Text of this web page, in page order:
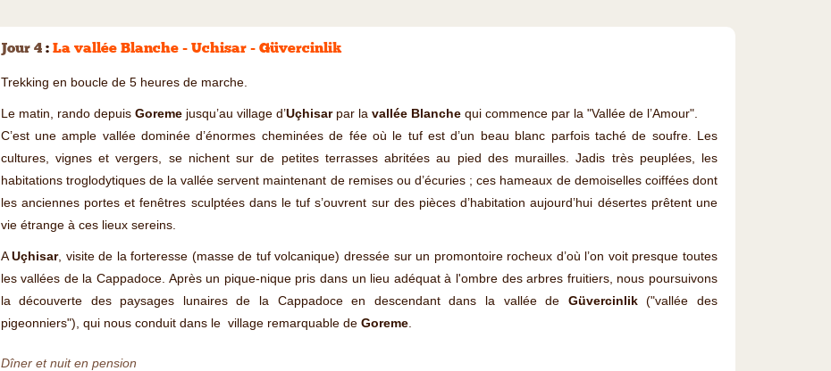
Jour 4: La vallée Blanche - Uchisar - Güvercinlik
Trekking en boucle de 5 heures de marche.
Le matin, rando depuis Goremejusqu’au village d’Uçhisarpar la vallée Blanchequi commence par la "Vallée de l’Amour".
C’est une ample vallée dominée d’énormes cheminées de fée où le tuf est d’un beau blanc parfois taché de soufre. Les
cultures, vignes et vergers, se nichent sur de petites terrasses abritées au pied des murailles. Jadis très peuplées, les
habitations troglodytiques de la vallée servent maintenant de remises ou d’écuries ; ces hameaux de demoiselles coiffées dont
les anciennes portes et fenêtres sculptées dans le tuf s’ouvrent sur des pièces d’habitation aujourd’hui désertes prêtent une
vie étrange à ces lieux sereins.
AUçhisar, visite de la forteresse (masse de tuf volcanique) dressée sur un promontoire rocheux d’où l’on voit presque toutes
les vallées de la Cappadoce. Après un pique-nique pris dans un lieu adéquat à l'ombre des arbres fruitiers, nous poursuivons
la découverte des paysages lunaires de la Cappadoce en descendant dans la vallée de Güvercinlik("vallée des
pigeonniers"), qui nous conduit dans le village remarquable de Goreme.
Dîner et nuit en pension